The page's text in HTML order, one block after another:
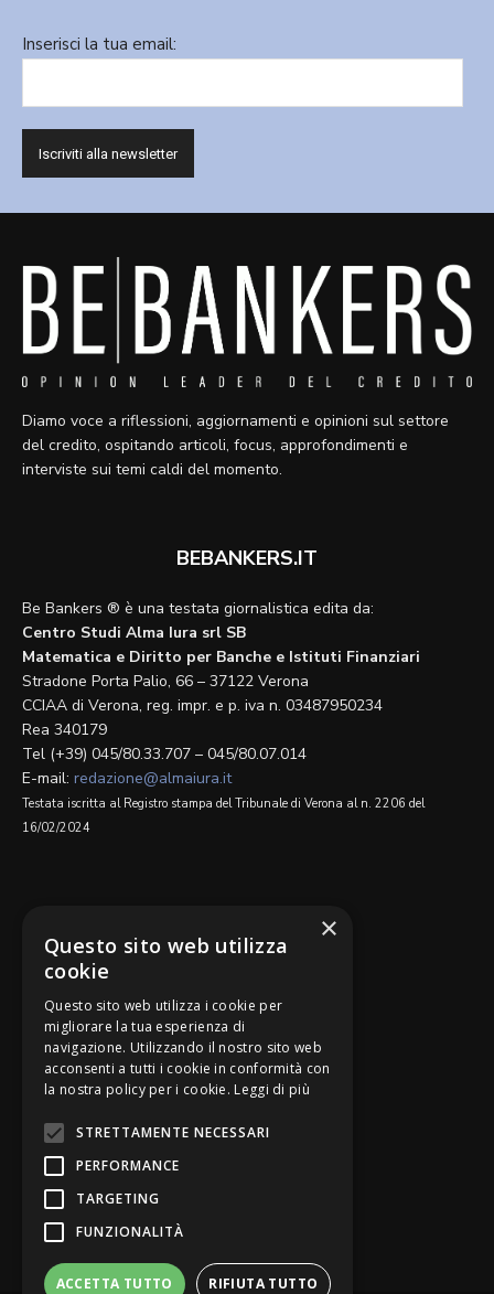
Inserisci la tua email:
Diamo voce a riflessioni, aggiornamenti e opinioni sul settore
del credito, ospitando articoli, focus, approfondimenti e
interviste sui temi caldi del momento.
BEBANKERS.IT
Be Bankers ® è una testata giornalistica edita da:
Centro Studi Alma Iura srl SB
Matematica e Diritto per Banche e Istituti Finanziari
Stradone Porta Palio, 66 – 37122 Verona
CCIAA di Verona, reg. impr. e p. iva n. 03487950234
Rea 340179
Tel (+39) 045/80.33.707 – 045/80.07.014
E-mail: redazione@almaiura.it
Testata iscritta al Registro stampa del Tribunale di Verona al n. 2206 del
16/02/2024
Be Bankers è ideato da
×
Questo sito web utilizza
cookie
Questo sito web utilizza i cookie per
migliorare la tua esperienza di
navigazione. Utilizzando il nostro sito web
acconsenti a tutti i cookie in conformità con
la nostra policy per i cookie. Leggi di più
STRETTAMENTE NECESSARI
PERFORMANCE
TARGETING
FUNZIONALITÀ
ACCETTA TUTTO RIFIUTA TUTTO